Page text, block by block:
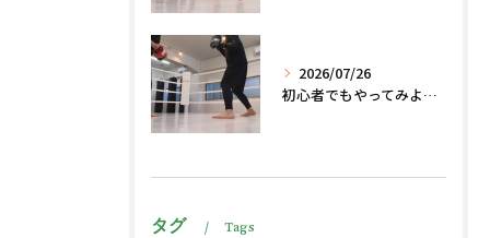
2026/07/26
初心者でもやってみよう、格闘技でダイエット、脂肪燃焼🔥
タグ Tags